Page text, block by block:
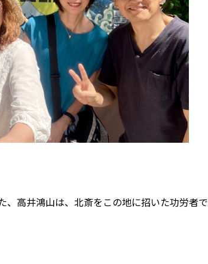
高井鴻山は、北斎をこの地に招いた功労者で